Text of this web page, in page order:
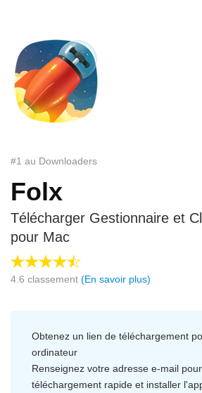
#1 au Downloaders
Folx
Télécharger Gestionnaire et
pour Mac
4.6 classement (En savoir plus)
Obtenez un lien de téléchargement
ordinateur
Renseignez votre adresse e-mail
téléchargement rapide et installer